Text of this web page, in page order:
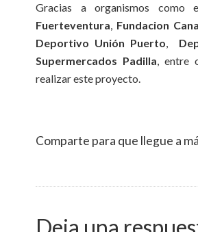
Gracias a organismos como
Fuerteventura, Fundacion
Deportivo Unión Puerto,
Supermercados Padilla, entre
realizar este proyecto.
Comparte para que llegue a